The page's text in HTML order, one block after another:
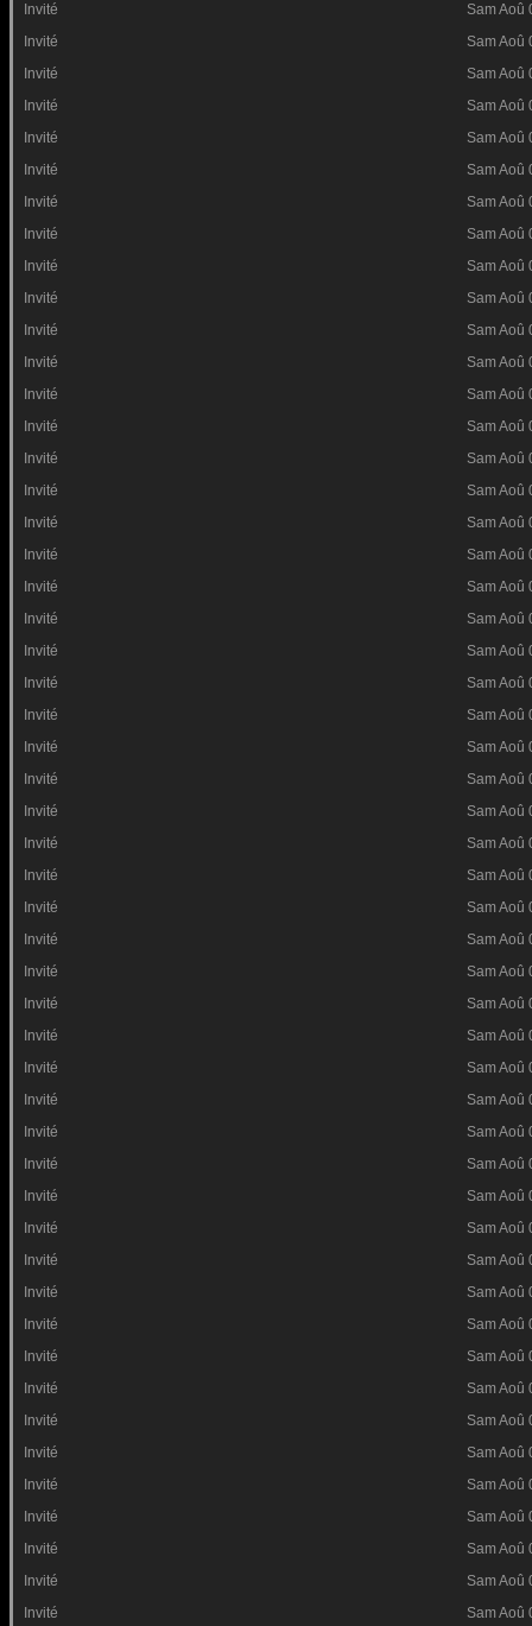
Invité
Sam Aoû
Invité
Sam Aoû
Invité
Sam Aoû
Invité
Sam Aoû
Invité
Sam Aoû
Invité
Sam Aoû
Invité
Sam Aoû
Invité
Sam Aoû
Invité
Sam Aoû
Invité
Sam Aoû
Invité
Sam Aoû
Invité
Sam Aoû
Invité
Sam Aoû
Invité
Sam Aoû
Invité
Sam Aoû
Invité
Sam Aoû
Invité
Sam Aoû
Invité
Sam Aoû
Invité
Sam Aoû
Invité
Sam Aoû
Invité
Sam Aoû
Invité
Sam Aoû
Invité
Sam Aoû
Invité
Sam Aoû
Invité
Sam Aoû
Invité
Sam Aoû
Invité
Sam Aoû
Invité
Sam Aoû
Invité
Sam Aoû
Invité
Sam Aoû
Invité
Sam Aoû
Invité
Sam Aoû
Invité
Sam Aoû
Invité
Sam Aoû
Invité
Sam Aoû
Invité
Sam Aoû
Invité
Sam Aoû
Invité
Sam Aoû
Invité
Sam Aoû
Invité
Sam Aoû
Invité
Sam Aoû
Invité
Sam Aoû
Invité
Sam Aoû
Invité
Sam Aoû
Invité
Sam Aoû
Invité
Sam Aoû
Invité
Sam Aoû
Invité
Sam Aoû
Invité
Sam Aoû
Invité
Sam Aoû
Invité
Sam Aoû